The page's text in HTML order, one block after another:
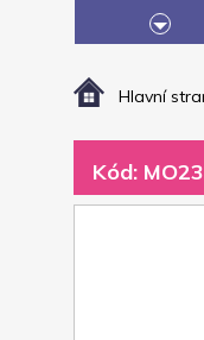
Hlavní
Kód: